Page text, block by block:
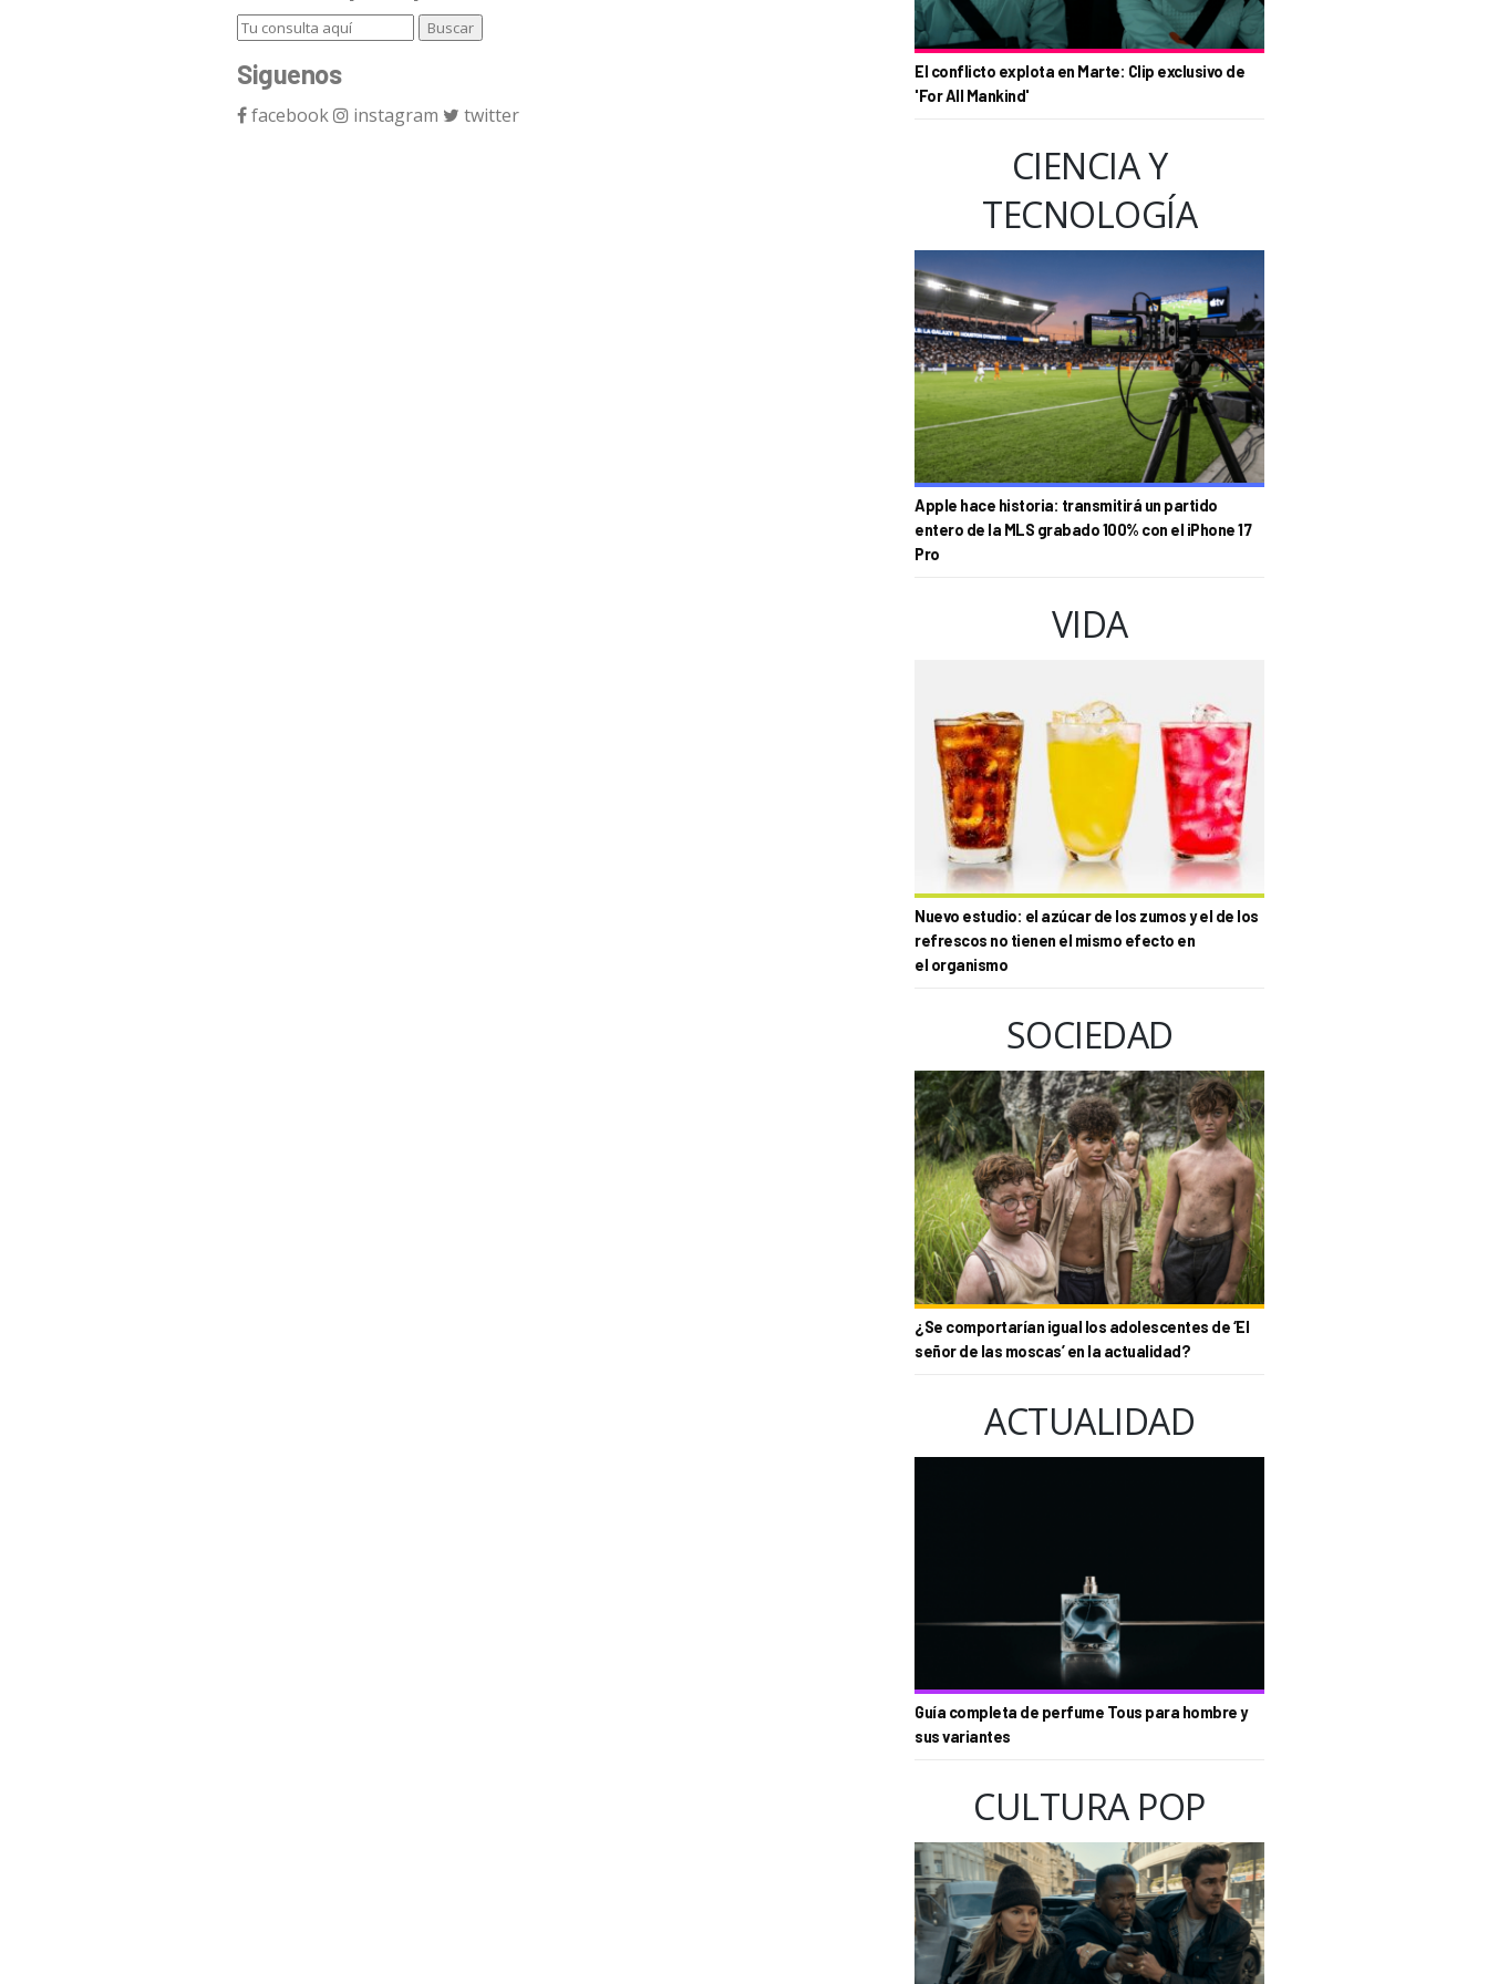
Siguenos
facebook instagram twitter
El conflicto explota en Marte: Clip exclusivo de
'For All Mankind'
CIENCIA Y
TECNOLOGÍA
Apple hace historia: transmitirá un partido
entero de la MLS grabado 100% con el iPhone 17
Pro
VIDA
Nuevo estudio: el azúcar de los zumos y el de los
refrescos no tienen el mismo efecto en
el organismo
SOCIEDAD
¿Se comportarían igual los adolescentes de ‘El
señor de las moscas’ en la actualidad?
ACTUALIDAD
Guía completa de perfume Tous para hombre y
sus variantes
CULTURA POP